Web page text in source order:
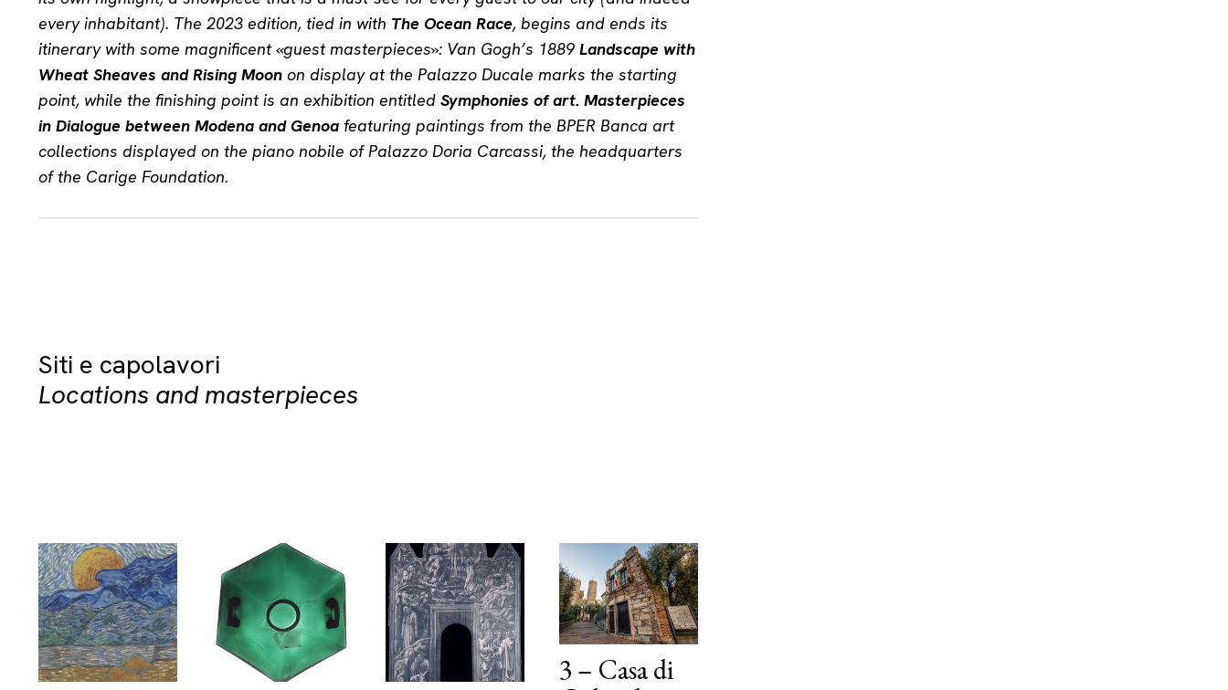
every inhabitant). The 2023 edition, tied in with The Ocean Race, begins and ends its
itinerary with some magnificent «guest masterpieces»: Van Gogh’s 1889 Landscape with
Wheat Sheaves and Rising Moonon display at the Palazzo Ducale marks the starting
point, while the finishing point is an exhibition entitled Symphonies of art. Masterpieces
in Dialogue between Modena and Genoafeaturing paintings from the BPER Banca art
collections displayed on the piano nobile of Palazzo Doria Carcassi, the headquarters
of the Carige Foundation.
Siti e capolavori
Locations and masterpieces
3 – Casa di